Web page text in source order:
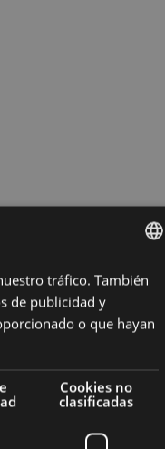
BASQUE
tráfico. También
de publicidad y
o que hayan
Cookies no
clasificadas